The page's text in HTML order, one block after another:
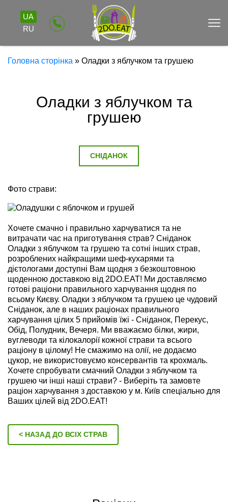
UA
RU
Головна сторінка » Оладки з яблучком та грушею
Оладки з яблучком та
грушею
СНІДАНОК
Фото страви:
Хочете смачно і правильно харчуватися та не
витрачати час на приготування страв? Сніданок
Оладки з яблучком та грушею та сотні інших страв,
розроблених найкращими шеф-кухарями та
дієтологами доступні Вам щодня з безкоштовною
щоденною доставкою від 2DO.EAT! Ми доставляємо
готові раціони правильного харчування щодня по
всьому Києву. Оладки з яблучком та грушею це чудовий
Сніданок, але в наших раціонах правильного
харчування цілих 5 прийомів їжі - Сніданок, Перекус,
Обід, Полудник, Вечеря. Ми вважаємо білки, жири,
вуглеводи та кілокалорії кожної страви та всього
раціону в цілому! Не смажимо на олії, не додаємо
цукор, не використовуємо консервантів та крохмаль.
Хочете спробувати смачний Оладки з яблучком та
грушею чи інші наші страви? - Виберіть та замовте
раціон харчування з доставкою у м. Київ спеціально для
Ваших цілей від 2DO.EAT!
< НАЗАД ДО ВСІХ СТРАВ